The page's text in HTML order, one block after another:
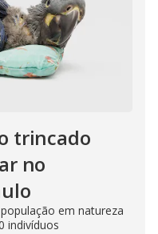
trincado
no
em natureza
indivíduos